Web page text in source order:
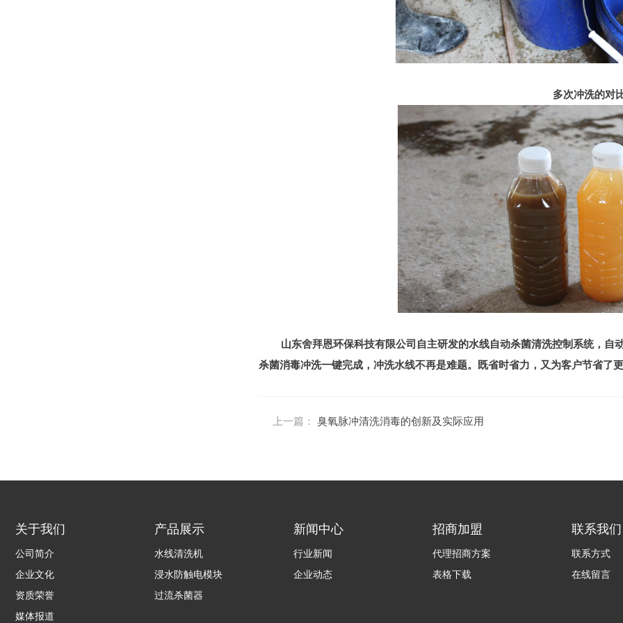
多次冲洗的对
山东舍拜恩环保科技有限公司自主研发的水线自动杀菌清洗控制系统，
杀菌消毒冲洗一键完成，冲洗水线不再是难题。既省时省力，又为客户节省了
上一篇： 臭氧脉冲清洗消毒的创新及实际应用
关于我们
公司简介
企业文化
资质荣誉
媒体报道
产品展示
水线清洗机
浸水防触电模块
过流杀菌器
新闻中心
行业新闻
企业动态
招商加盟
代理招商方案
表格下载
联系我们
联系方式
在线留言